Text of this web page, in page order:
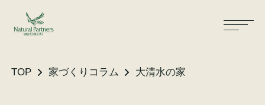
TOP 家づくりコラム 大清水の家